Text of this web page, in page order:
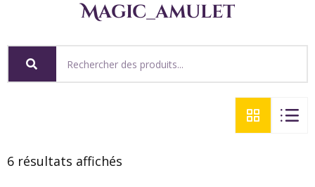
Magic_amulet
6 résultats affichés